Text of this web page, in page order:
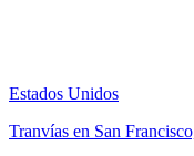
Estados Unidos
Tranvías en San